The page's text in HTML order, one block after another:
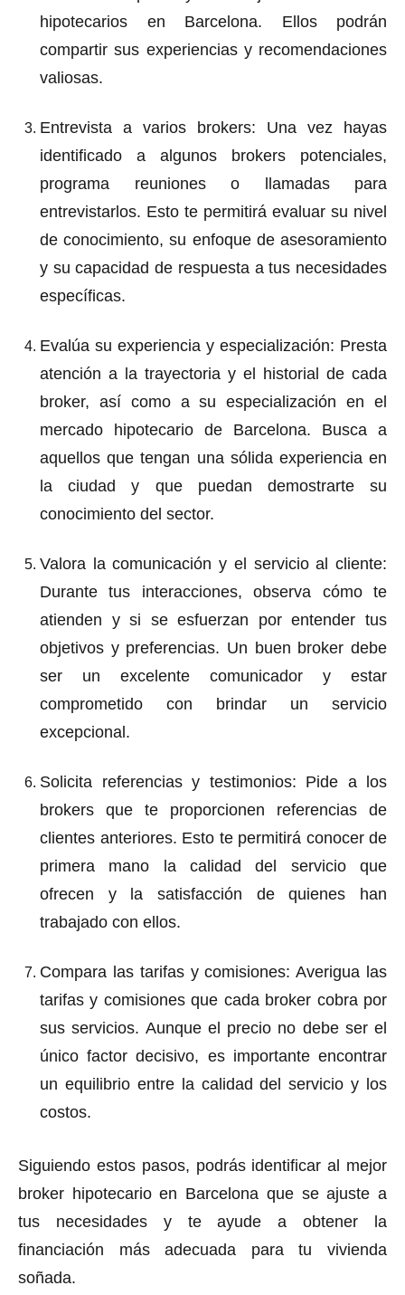
hipotecarios en Barcelona. Ellos podrán
compartir sus experiencias y recomendaciones
valiosas.
Entrevista a varios brokers: Una vez hayas
identificado a algunos brokers potenciales,
programa reuniones o llamadas para
entrevistarlos. Esto te permitirá evaluar su nivel
de conocimiento, su enfoque de asesoramiento
y su capacidad de respuesta a tus necesidades
específicas.
Evalúa su experiencia y especialización: Presta
atención a la trayectoria y el historial de cada
broker, así como a su especialización en el
mercado hipotecario de Barcelona. Busca a
aquellos que tengan una sólida experiencia en
la ciudad y que puedan demostrarte su
conocimiento del sector.
Valora la comunicación y el servicio al cliente:
Durante tus interacciones, observa cómo te
atienden y si se esfuerzan por entender tus
objetivos y preferencias. Un buen broker debe
ser un excelente comunicador y estar
comprometido con brindar un servicio
excepcional.
Solicita referencias y testimonios: Pide a los
brokers que te proporcionen referencias de
clientes anteriores. Esto te permitirá conocer de
primera mano la calidad del servicio que
ofrecen y la satisfacción de quienes han
trabajado con ellos.
Compara las tarifas y comisiones: Averigua las
tarifas y comisiones que cada broker cobra por
sus servicios. Aunque el precio no debe ser el
único factor decisivo, es importante encontrar
un equilibrio entre la calidad del servicio y los
costos.
Siguiendo estos pasos, podrás identificar al mejor
broker hipotecario en Barcelona que se ajuste a
tus necesidades y te ayude a obtener la
financiación más adecuada para tu vivienda
soñada.